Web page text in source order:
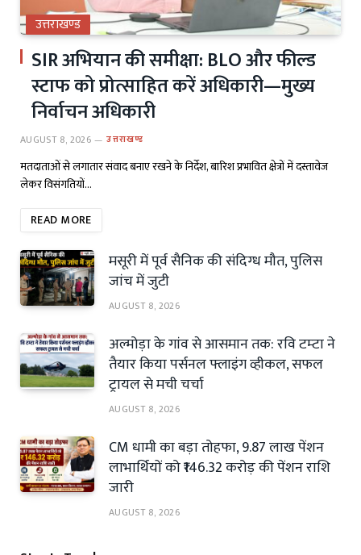
उत्तराखण्ड
SIR अभियान की समीक्षा: BLO और फील्ड
स्टाफ को प्रोत्साहित करें अधिकारी—मुख्य
निर्वाचन अधिकारी
AUGUST 8, 2026 उत्तराखण्ड
मतदाताओं से लगातार संवाद बनाए रखने के निर्देश, बारिश प्रभावित क्षेत्रों में दस्तावेज
लेकर विसंगतियों…
READ MORE
मसूरी में पूर्व सैनिक की संदिग्ध मौत, पुलिस
जांच में जुटी
AUGUST 8, 2026
अल्मोड़ा के गांव से आसमान तक: रवि टम्टा ने
तैयार किया पर्सनल फ्लाइंग व्हीकल, सफल
ट्रायल से मची चर्चा
AUGUST 8, 2026
CM धामी का बड़ा तोहफा, 9.87 लाख पेंशन
लाभार्थियों को ₹146.32 करोड़ की पेंशन राशि
जारी
AUGUST 8, 2026